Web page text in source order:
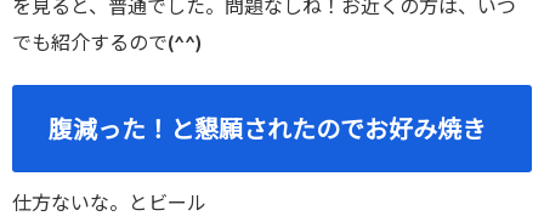
を見ると、普通でした。問題なしね！お近くの方は、いつ
でも紹介するので(^^)
腹減った！と懇願されたのでお好み焼き
仕方ないな。とビール